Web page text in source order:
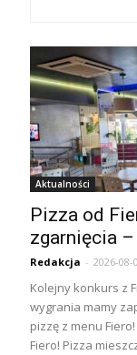
Aktualności
Pizza od
zgarnięcia
Redakcja - 2026-08-
Kolejny konkurs z
wygrania mamy
pizzę z menu
Fiero! Pizza